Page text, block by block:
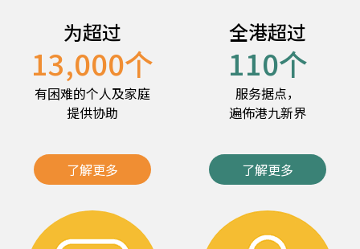
为超过
13,000个
有困难的个人及家庭
提供协助
了解更多
全港超过
110个
服务据点，
遍佈港九新界
了解更多